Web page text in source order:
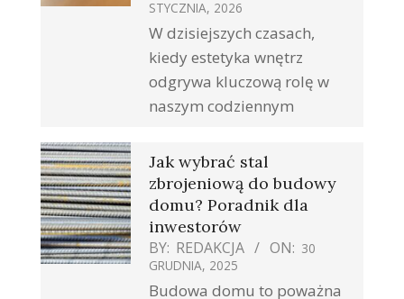
STYCZNIA, 2026
W dzisiejszych czasach,
kiedy estetyka wnętrz
odgrywa kluczową rolę w
naszym codziennym
Jak wybrać stal
zbrojeniową do budowy
domu? Poradnik dla
inwestorów
BY: REDAKCJA ON: 30
GRUDNIA, 2025
Budowa domu to poważna